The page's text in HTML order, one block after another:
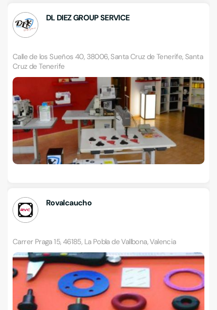
DL DIEZ GROUP SERVICE
Calle de los Sueños 40, 38006, Santa Cruz de Tenerife, Santa
Cruz de Tenerife
Rovalcaucho
Carrer Praga 15, 46185, La Pobla de Vallbona, Valencia